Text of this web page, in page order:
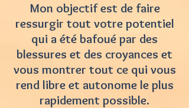
Mon objectif est de faire
ressurgir tout votre potentiel
qui a été bafoué par des
blessures et des croyances et
vous montrer tout ce qui vous
rend libre et autonome le plus
rapidement possible.